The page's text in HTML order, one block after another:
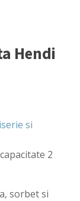
Hendi
si
2
sorbet si